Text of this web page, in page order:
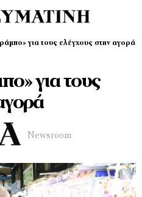
για τους ελέγχους στην αγορά
για τους
Newsroom